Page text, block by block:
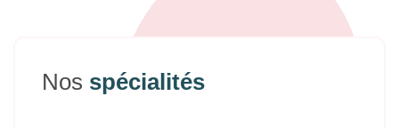
Nos spécialités